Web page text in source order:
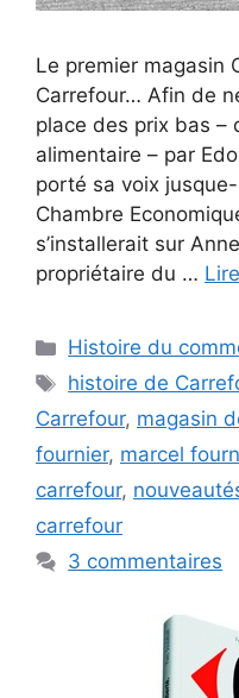
Le premier magasin
Carrefour… Afin de
place des prix bas –
alimentaire – par
porté sa voix
Chambre
s’installerait sur
propriétaire du …
Catégories
Histoire du
Étiquettes
histoire de
Carrefour, magasin
fournier, marcel
carrefour,
carrefour
3 commentaires